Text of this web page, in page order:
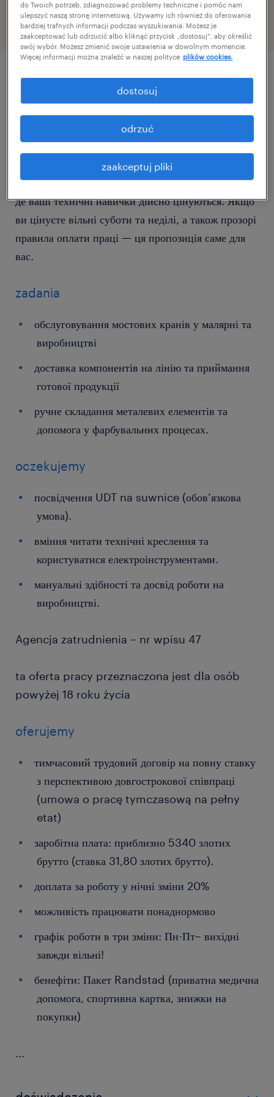
szczegóły oferty
Шукаєте стабільну роботу на сучасному
виробничому підприємстві? Запрошуємо до нашої
команди у Вроцлаві! Ми пропонуємо роботу на
виробництві сучасних транспортних компонентів,
де ваші технічні навички дійсно цінуються. Якщо
ви цінуєте вільні суботи та неділі, а також прозорі
правила оплати праці — ця пропозиція саме для
вас.
zadania
обслуговування мостових кранів у малярні та
виробництві
доставка компонентів на лінію та приймання
готової продукції
ручне складання металевих елементів та
допомога у фарбувальних процесах.
oczekujemy
посвідчення UDT na suwnice (обов’язкова
умова).
вміння читати технічні креслення та
користуватися електроінструментами.
мануальні здібності та досвід роботи на
виробництві.
Agencja zatrudnienia – nr wpisu 47
ta oferta pracy przeznaczona jest dla osób
powyżej 18 roku życia
oferujemy
тимчасовий трудовий договір на повну ставку
з перспективою довгострокової співпраці
(umowa o pracę tymczasową na pełny
etat)
заробітна плата: приблизно 5340 злотих
брутто (ставка 31,80 злотих брутто).
доплата за роботу у нічні зміни 20%
можливість працювати понаднормово
графік роботи в три зміни: Пн-Пт– вихідні
завжди вільні!
бенефіти: Пакет Randstad (приватна медична
допомога, спортивна картка, знижки на
покупки)
...
do Twoich potrzeb, zdiagnozować problemy techniczne i pomóc nam
ulepszyć naszą stronę internetową. Używamy ich również do oferowania
bardziej trafnych informacji podczas wyszukiwania. Możesz je
zaakceptować lub odrzucić albo kliknąć przycisk „dostosuj”, aby określić
swój wybór. Możesz zmienić swoje ustawienia w dowolnym momencie.
Więcej informacji można znaleźć w naszej polityce plików cookies.
zaakceptuj pliki
odrzuć
dostosuj